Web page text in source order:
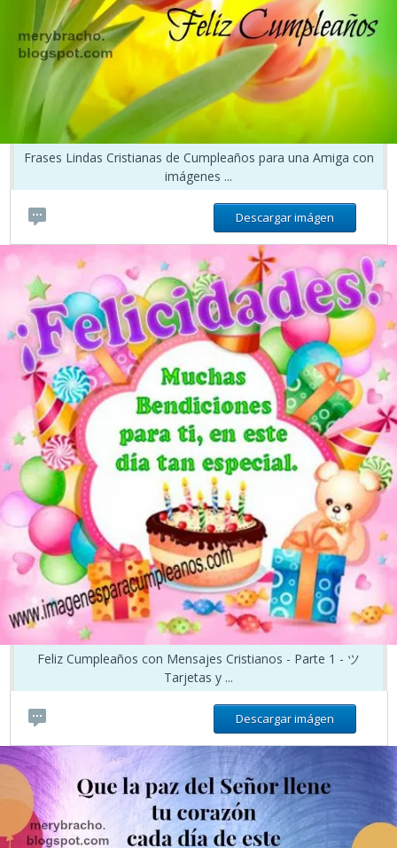
Frases Lindas Cristianas de Cumpleaños para una Amiga con
imágenes ...
Descargar imágen
Feliz Cumpleaños con Mensajes Cristianos - Parte 1 - ツ
Tarjetas y ...
Descargar imágen